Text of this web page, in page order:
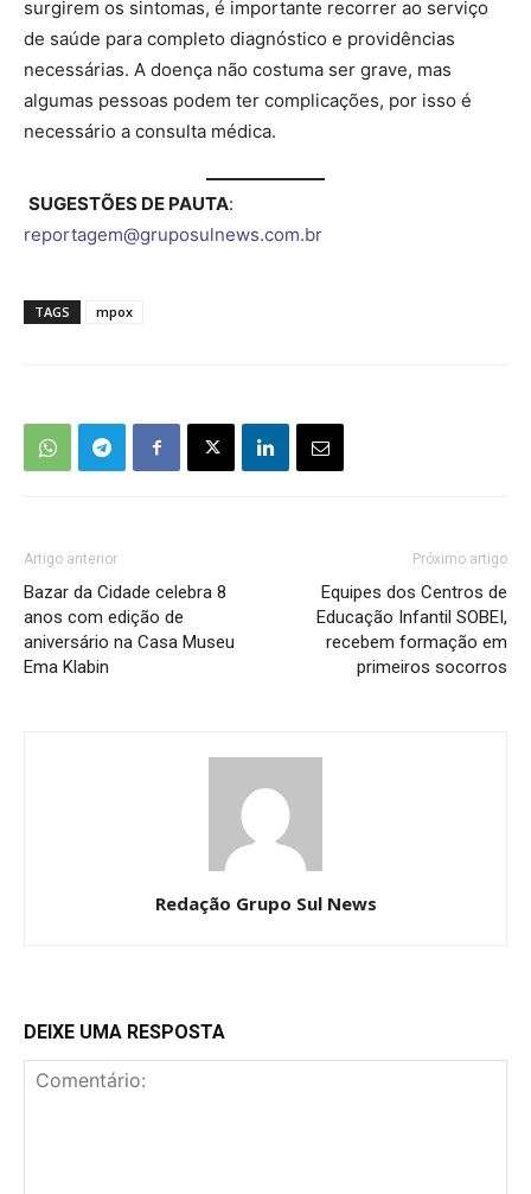
surgirem os sintomas, é importante recorrer ao serviço
de saúde para completo diagnóstico e providências
necessárias. A doença não costuma ser grave, mas
algumas pessoas podem ter complicações, por isso é
necessário a consulta médica.
SUGESTÕES DE PAUTA:
reportagem@gruposulnews.com.br
TAGS mpox
Artigo anterior
Bazar da Cidade celebra 8
anos com edição de
aniversário na Casa Museu
Ema Klabin
Próximo artigo
Equipes dos Centros de
Educação Infantil SOBEI,
recebem formação em
primeiros socorros
Redação Grupo Sul News
DEIXE UMA RESPOSTA